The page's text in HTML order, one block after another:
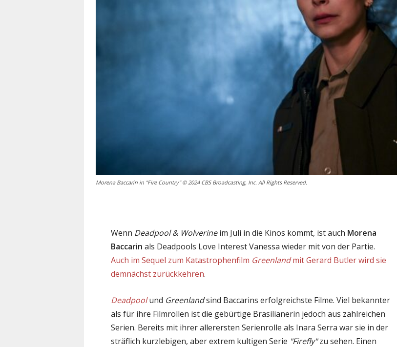
Morena Baccarin in "Fire Country" © 2024 CBS Broadcasting, Inc. All Rights Reserved.
Wenn Deadpool & Wolverineim Juli in die Kinos kommt, ist auch Morena
Baccarin als Deadpools Love Interest Vanessa wieder mit von der Partie.
Auch im Sequel zum Katastrophenfilm Greenlandmit Gerard Butler wird sie
demnächst zurückkehren.
Deadpoolund Greenlandsind Baccarins erfolgreichste Filme. Viel bekannter
als für ihre Filmrollen ist die gebürtige Brasilianerin jedoch aus zahlreichen
Serien. Bereits mit ihrer allerersten Serienrolle als Inara Serra war sie in der
sträflich kurzlebigen, aber extrem kultigen Serie "Firefly"zu sehen. Einen